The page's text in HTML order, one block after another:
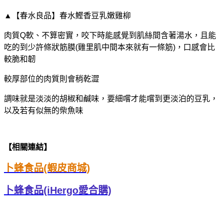
▲【春水良品】春水鰹香豆乳嫩雞柳
肉質Q軟、不算密實，咬下時能感覺到肌絲間含著湯水，且能
吃的到少許條狀筋膜(雞里肌中間本來就有一條筋)，口感會比
較脆和韌
較厚部位的肉質則會稍乾澀
調味就是淡淡的胡椒和鹹味，要細嚐才能嚐到更淡泊的豆乳，
以及若有似無的柴魚味
【相關連結】
卜蜂食品(蝦皮商城)
卜蜂食品(iHergo愛合購)